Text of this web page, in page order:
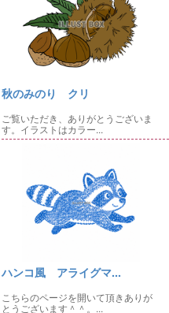
秋のみのり クリ
ご覧いただき、ありがとうございま
す。イラストはカラー...
ハンコ風 アライグマ...
こちらのページを開いて頂きありが
とうございます＾＾。...